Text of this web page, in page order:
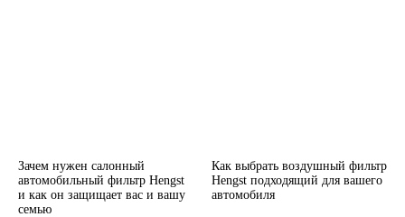
Зачем нужен салонный
автомобильный фильтр Hengst
и как он защищает вас и вашу
семью
Как выбрать воздушный фильтр
Hengst подходящий для вашего
автомобиля